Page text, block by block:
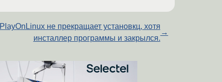
PlayOnLinux не прекращает установкц, хотя
инсталлер программы и закрылся.
→